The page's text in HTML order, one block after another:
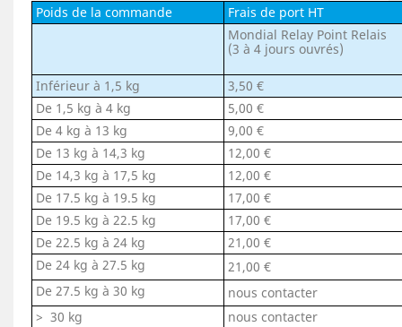
Poids de la commande
Frais de port HT
Mondial Relay Point Relais
(3 à 4 jours ouvrés)
Inférieur à 1,5 kg
3,50 €
De 1,5 kg à 4 kg
5,00 €
De 4 kg à 13 kg
9,00 €
De 13 kg à 14,3 kg
12,00 €
De 14,3 kg à 17,5 kg
12,00 €
De 17.5 kg à 19.5 kg
17,00 €
De 19.5 kg à 22.5 kg
17,00 €
De 22.5 kg à 24 kg
21,00 €
De 24 kg à 27.5 kg
21,00 €
De 27.5 kg à 30 kg
nous contacter
> 30 kg nous contacter